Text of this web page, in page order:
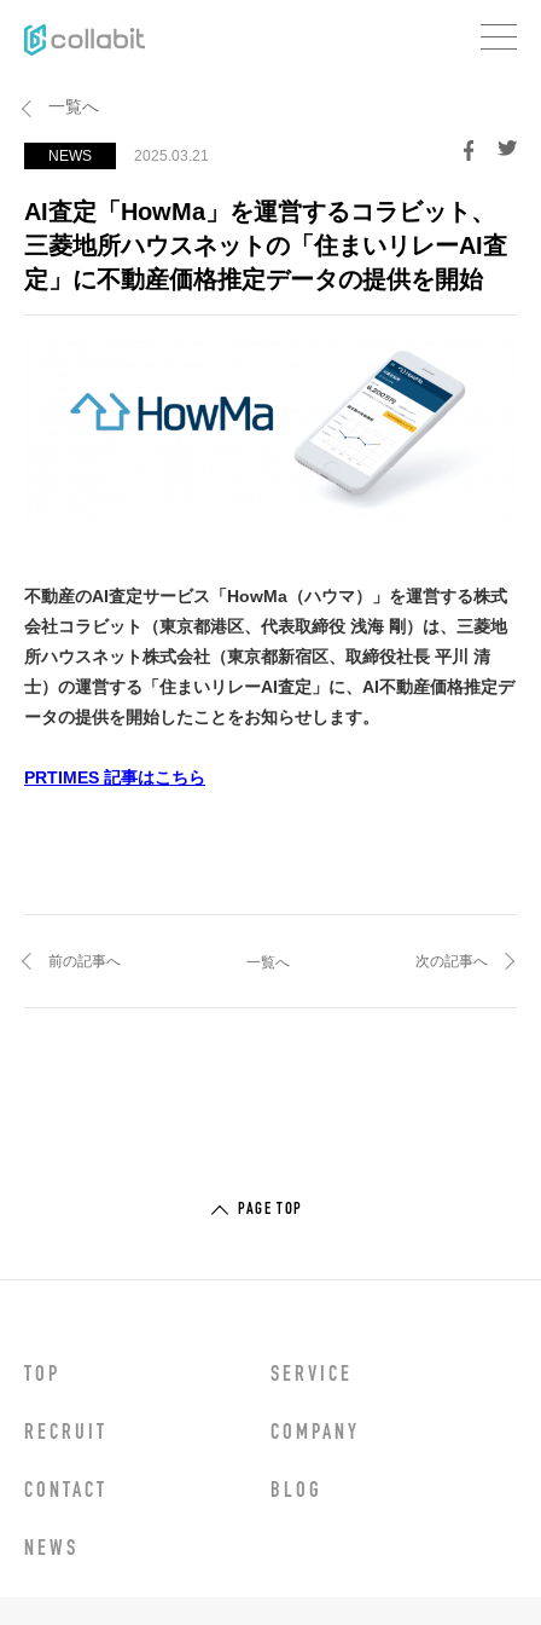
一覧へ
NEWS 2025.03.21
AI査定「HowMa」を運営するコラビット、
三菱地所ハウスネットの「住まいリレーAI査
定」に不動産価格推定データの提供を開始
不動産のAI査定サービス「HowMa（ハウマ）」を運営する株式
会社コラビット（東京都港区、代表取締役 浅海 剛）は、三菱地
所ハウスネット株式会社（東京都新宿区、取締役社長 平川 清
士）の運営する「住まいリレーAI査定」に、AI不動産価格推定デ
ータの提供を開始したことをお知らせします。
PRTIMES 記事はこちら
前の記事へ 一覧へ 次の記事へ
PAGE TOP
TOP SERVICE
RECRUIT COMPANY
CONTACT BLOG
NEWS